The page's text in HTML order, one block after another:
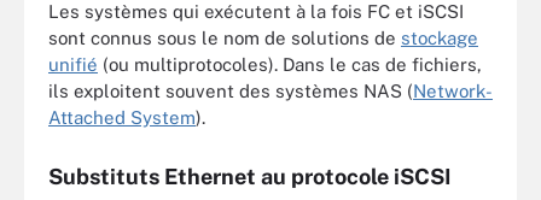
Les systèmes qui exécutent à la fois FC et iSCSI
sont connus sous le nom de solutions de stockage
unifié (ou multiprotocoles). Dans le cas de fichiers,
ils exploitent souvent des systèmes NAS (Network-
Attached System).
Substituts Ethernet au protocole iSCSI